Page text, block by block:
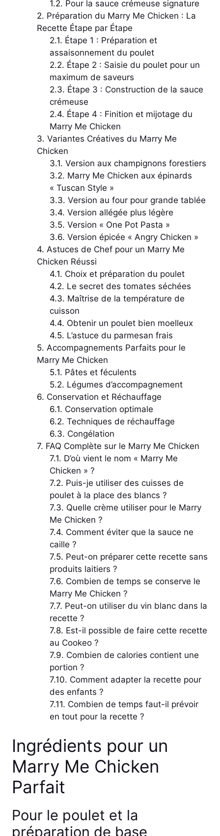
Pour la sauce crémeuse signature
Préparation du Marry Me Chicken : La
Recette Étape par Étape
Étape 1 : Préparation et
assaisonnement du poulet
Étape 2 : Saisie du poulet pour un
maximum de saveurs
Étape 3 : Construction de la sauce
crémeuse
Étape 4 : Finition et mijotage du
Marry Me Chicken
Variantes Créatives du Marry Me
Chicken
Version aux champignons forestiers
Marry Me Chicken aux épinards
« Tuscan Style »
Version au four pour grande tablée
Version allégée plus légère
Version « One Pot Pasta »
Version épicée « Angry Chicken »
Astuces de Chef pour un Marry Me
Chicken Réussi
Choix et préparation du poulet
Le secret des tomates séchées
Maîtrise de la température de
cuisson
Obtenir un poulet bien moelleux
L’astuce du parmesan frais
Accompagnements Parfaits pour le
Marry Me Chicken
Pâtes et féculents
Légumes d’accompagnement
Conservation et Réchauffage
Conservation optimale
Techniques de réchauffage
Congélation
FAQ Complète sur le Marry Me Chicken
D’où vient le nom « Marry Me
Chicken » ?
Puis-je utiliser des cuisses de
poulet à la place des blancs ?
Quelle crème utiliser pour le Marry
Me Chicken ?
Comment éviter que la sauce ne
caille ?
Peut-on préparer cette recette sans
produits laitiers ?
Combien de temps se conserve le
Marry Me Chicken ?
Peut-on utiliser du vin blanc dans la
recette ?
Est-il possible de faire cette recette
au Cookeo ?
Combien de calories contient une
portion ?
Comment adapter la recette pour
des enfants ?
Combien de temps faut-il prévoir
en tout pour la recette ?
Ingrédients pour un
Marry Me Chicken
Parfait
Pour le poulet et la
préparation de base